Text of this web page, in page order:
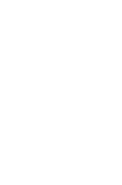
Krisi Air